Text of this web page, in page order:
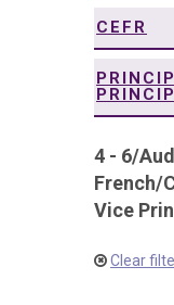
CEFR
4 - 6/
French/
Vice
Clear